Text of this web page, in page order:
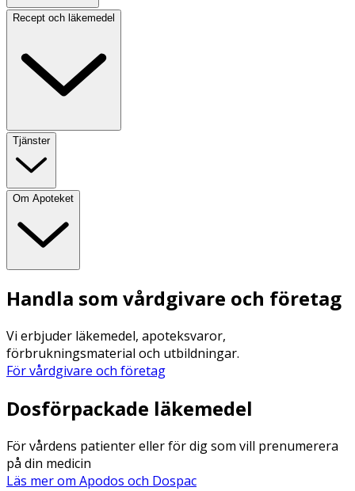
Recept och läkemedel
Tjänster
Om Apoteket
Handla som vårdgivare och företag
Vi erbjuder läkemedel, apoteksvaror,
förbrukningsmaterial och utbildningar.
För vårdgivare och företag
Dosförpackade läkemedel
För vårdens patienter eller för dig som vill prenumerera
på din medicin
Läs mer om Apodos och Dospac